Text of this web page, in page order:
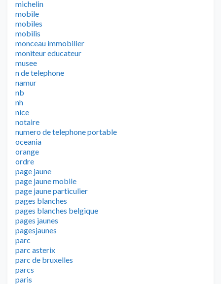
michelin
mobile
mobiles
mobilis
monceau immobilier
moniteur educateur
musee
n de telephone
namur
nb
nh
nice
notaire
numero de telephone portable
oceania
orange
ordre
page jaune
page jaune mobile
page jaune particulier
pages blanches
pages blanches belgique
pages jaunes
pagesjaunes
parc
parc asterix
parc de bruxelles
parcs
paris